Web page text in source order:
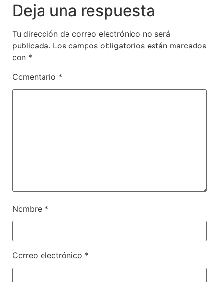
Deja una respuesta
Tu dirección de correo electrónico no será
publicada. Los campos obligatorios están marcados
con *
Comentario *
Nombre *
Correo electrónico *